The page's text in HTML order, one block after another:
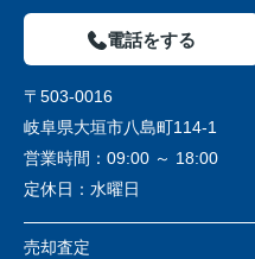
電話をする
〒503-0016
岐阜県大垣市八島町114-1
営業時間： 09:00 ～ 18:00
定休日： 水曜日
売却査定